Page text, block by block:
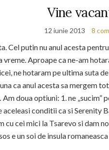
Vine
12 iunie 2013 8
Cel putin nu anul acesta
vreme. Aproape ca ne-am
ne hotaram pe ultima suta
ca anul acesta sa mergem
doua optiuni: 1. ne „sucim”
aceleasi conditii ca si Serenity
cu cei mici la Tsarevo si dam
e un soi de insula